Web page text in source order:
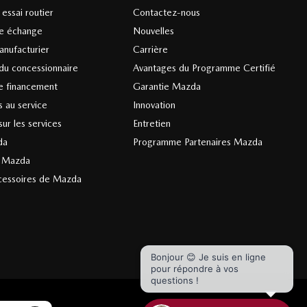
essai routier
échange
concessionnaire
financement
au service
les services
de Mazda
Contactez-nous
Nouvelles
Carrière
Avantages du Programme Certifié
Garantie Mazda
Innovation
Entretien
Programme Partenaires Mazda
Bonjour 😊 Je suis en ligne
pour répondre à vos
questions !